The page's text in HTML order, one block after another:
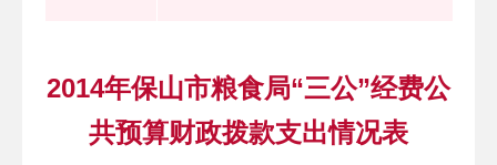
2014年保山市粮食局“三公”经费公
共预算财政拨款支出情况表